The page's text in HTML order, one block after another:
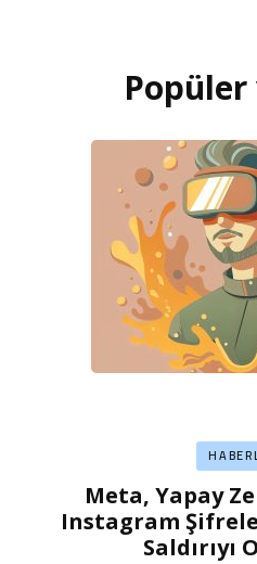
Popüler
Meta, Yapay
Instagram
Saldırıyı